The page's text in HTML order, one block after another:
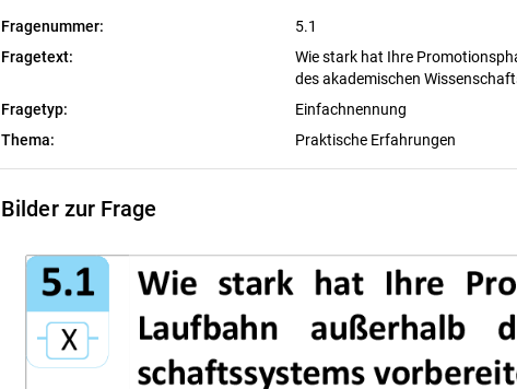
Fragenummer:
5.1
Fragetext:
Wie stark hat Ihre
des akademischen
Fragetyp:
Einfachnennung
Thema:
Praktische Erfahrungen
Bilder zur Frage